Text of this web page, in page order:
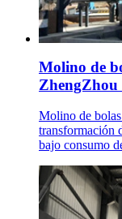
Molino de
Molino de
transformación
bajo consumo